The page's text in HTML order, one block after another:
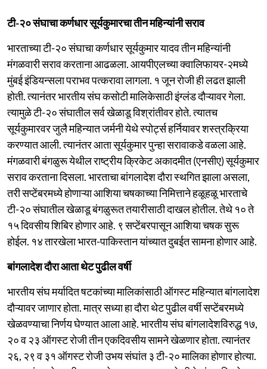
टी-२० संघाचा कर्णधार सूर्यकुमारचा तीन महिन्यांनी सराव
भारताच्या टी-२० संघाचा कर्णधार सूर्यकुमार यादव तीन महिन्यांनी
मंगळवारी सराव करताना आढळला. आयपीएलच्या क्वालिफायर-२मध्ये
मुंबई इंडियन्सला पराभव पत्करावा लागला. १ जून रोजी ही लढत झाली
होती. त्यानंतर भारतीय संघ कसोटी मालिकेसाठी इंग्लंड दौऱ्यावर गेला.
त्यामुळे टी-२० संघातील सर्व खेळाडू विश्रांतीवर होते. त्यातच
सूर्यकुमारवर जुलै महिन्यात जर्मनी येथे स्पोर्ट्स हर्नियावर शस्त्रक्रिया
करण्यात आली. त्यानंतर आता सूर्यकुमार पुन्हा सरावाकडे वळला आहे.
मंगळवारी बंगळुरू येथील राष्ट्रीय क्रिकेट अकादमीत (एनसीए) सूर्यकुमार
सराव करताना दिसला. भारताचा बांगलादेश दौरा स्थगित झाला असला,
तरी सप्टेंबरमध्ये होणाऱ्या आशिया चषकाच्या निमित्ताने हळूहळू भारताचे
टी-२० संघातील खेळाडू बंगळुरूत तयारीसाठी दाखल होतील. तेथे १० ते
१५ दिवसीय शिबिर होणार आहे. ९ सप्टेंबरपासून आशिया चषक सुरू
होईल. १४ तारखेला भारत-पाकिस्तान यांच्यात दुबईत सामना होणार आहे.
बांगलादेश दौरा आता थेट पुढील वर्षी
भारतीय संघ मर्यादित षटकांच्या मालिकांसाठी ऑगस्ट महिन्यात बांगलादेश
दौऱ्यावर जाणार होता. मात्र सध्या हा दौरा थेट पुढील वर्षी सप्टेंबरमध्ये
खेळवण्याचा निर्णय घेण्यात आला आहे. भारतीय संघ बांगलादेशविरुद्ध १७,
२० व २३ ऑगस्ट रोजी तीन एकदिवसीय सामने खेळणार होता. त्यानंतर
२६, २९ व ३१ ऑगस्ट रोजी उभय संघांत ३ टी-२० मालिका होणार होत्या.